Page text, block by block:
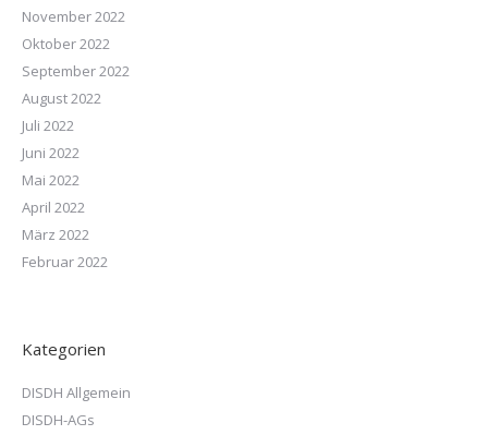
November 2022
Oktober 2022
September 2022
August 2022
Juli 2022
Juni 2022
Mai 2022
April 2022
März 2022
Februar 2022
Kategorien
DISDH Allgemein
DISDH-AGs